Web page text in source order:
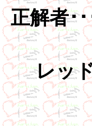
正解者･
レッ